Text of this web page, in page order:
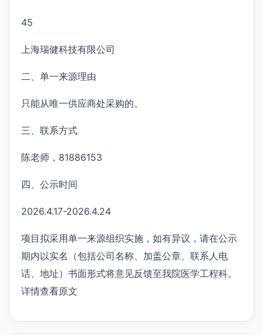
45
上海瑞健科技有限公司
二、单一来源理由
只能从唯一供应商处采购的。
三、联系方式
陈老师，81886153
四、公示时间
2026.4.17-2026.4.24
项目拟采用单一来源组织实施，如有异议，请在公示
期内以实名（包括公司名称、加盖公章、联系人电
话、地址）书面形式将意见反馈至我院医学工程科。
详情查看原文